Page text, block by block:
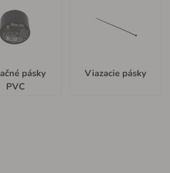
pásky
PVC
Viazacie pásky